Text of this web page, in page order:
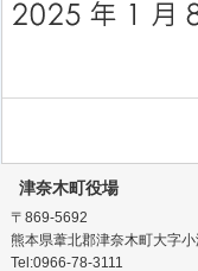
津奈木町役場
〒869-5692
熊本県葦北郡津奈木町大字
Tel:0966-78-3111